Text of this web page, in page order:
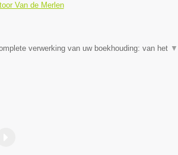
Van de Merlen
verwerking van uw boekhouding: van het ▼